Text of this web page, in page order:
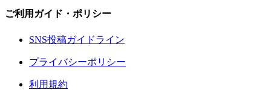
ご利用ガイド・ポリシー
SNS投稿ガイドライン
プライバシーポリシー
利用規約